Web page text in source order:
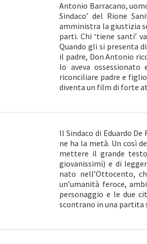
Antonio Barracano,
Sindaco’ del Rione
amministra la giustizia
parti. Chi ‘tiene santi’
Quando gli si presenta
il padre, Don Antonio
lo aveva
riconciliare padre e
diventa un film di forte
Il Sindaco di Eduardo
ne ha la metà. Un così
mettere il grande
giovanissimi) e di
nato nell’Ottocento,
un’umanità feroce,
personaggio e le due
scontrano in una partita